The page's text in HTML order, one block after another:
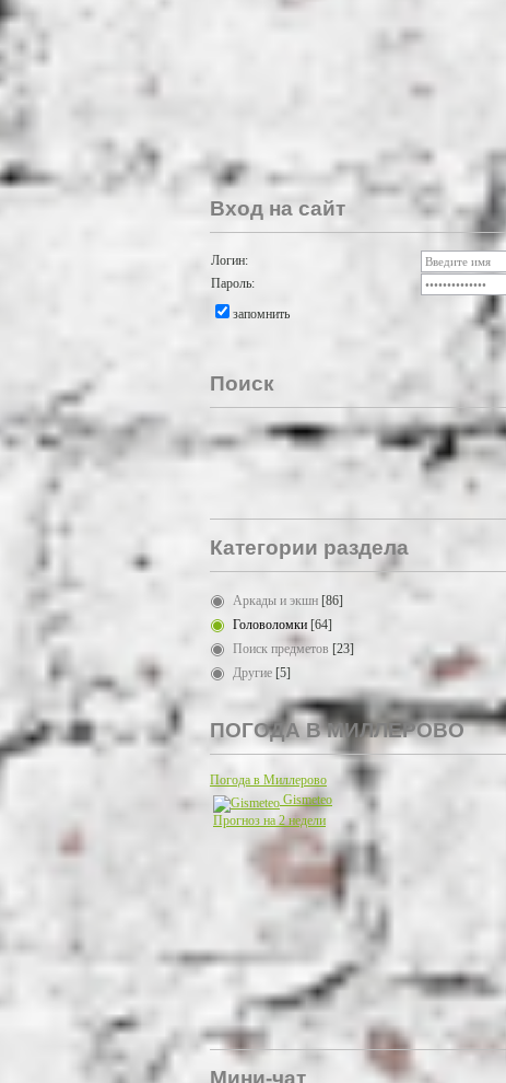
Вход на сайт
Логин:
Пароль:
запомнить
Поиск
Категории раздела
Аркады и экшн [86]
Головоломки [64]
Поиск предметов [23]
Другие [5]
ПОГОДА В МИЛЛЕРОВО
Погода в Миллерово
Gismeteo
Прогноз на 2 недели
Мини-чат